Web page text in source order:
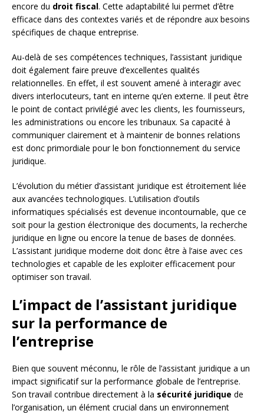
encore du droit fiscal. Cette adaptabilité lui permet d’être
efficace dans des contextes variés et de répondre aux besoins
spécifiques de chaque entreprise.
Au-delà de ses compétences techniques, l’assistant juridique
doit également faire preuve d’excellentes qualités
relationnelles. En effet, il est souvent amené à interagir avec
divers interlocuteurs, tant en interne qu’en externe. Il peut être
le point de contact privilégié avec les clients, les fournisseurs,
les administrations ou encore les tribunaux. Sa capacité à
communiquer clairement et à maintenir de bonnes relations
est donc primordiale pour le bon fonctionnement du service
juridique.
L’évolution du métier d’assistant juridique est étroitement liée
aux avancées technologiques. L’utilisation d’outils
informatiques spécialisés est devenue incontournable, que ce
soit pour la gestion électronique des documents, la recherche
juridique en ligne ou encore la tenue de bases de données.
L’assistant juridique moderne doit donc être à l’aise avec ces
technologies et capable de les exploiter efficacement pour
optimiser son travail.
L’impact de l’assistant juridique
sur la performance de
l’entreprise
Bien que souvent méconnu, le rôle de l’assistant juridique a un
impact significatif sur la performance globale de l’entreprise.
Son travail contribue directement à la sécurité juridique de
l’organisation, un élément crucial dans un environnement